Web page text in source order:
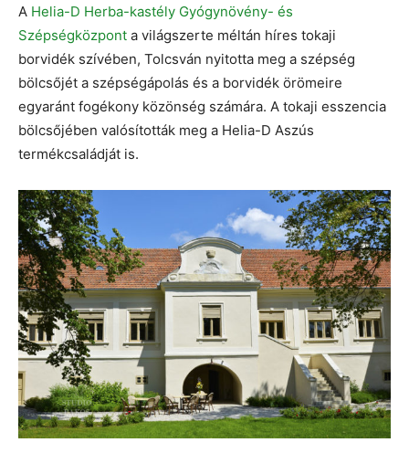
A Helia-D Herba-kastély Gyógynövény- és
Szépségközpont a világszerte méltán híres tokaji
borvidék szívében, Tolcsván nyitotta meg a szépség
bölcsőjét a szépségápolás és a borvidék örömeire
egyaránt fogékony közönség számára. A tokaji esszencia
bölcsőjében valósították meg a Helia-D Aszús
termékcsaládját is.